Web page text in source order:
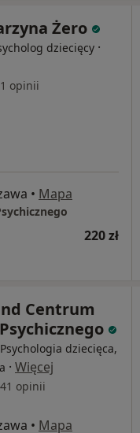
Żero
dziecięcy ·
opinii
• Mapa
220 zł
Centrum
dziecięca,
· Więcej
opinii
• Mapa